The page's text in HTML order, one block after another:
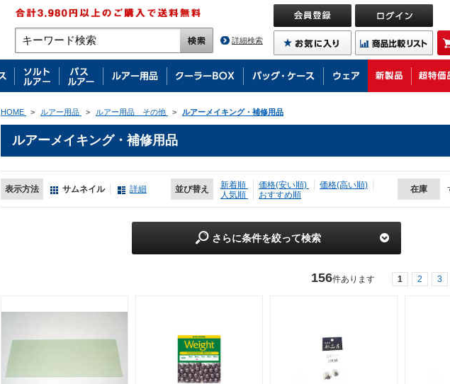
詳細検索
HOME > ルアー用品 > ルアー用品 その他 > ルアーメイキング・補修用品
ルアーメイキング・補修用品
表示方法 サムネイル 詳細 並び替え 新着順 価格(安い順)
価格(高い順)
人気順
おすすめ順
在庫
さらに条件を絞って検索
156件あります 1 2 3